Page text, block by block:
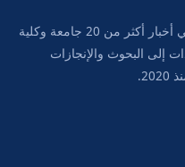
بوابة الأخبار الأكاديمية العراقية — نغطي أخبار أكثر من 20 جامعة وكلية
إلى البحوث والإنجازات